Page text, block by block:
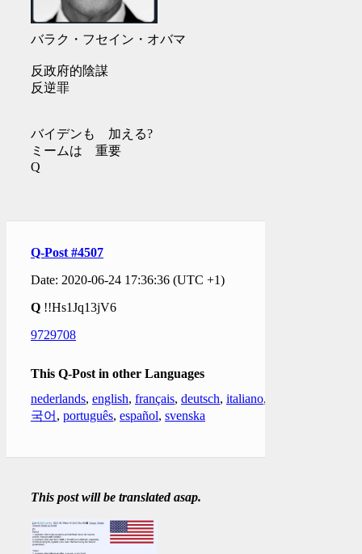
バラク・フセイン・オバマ
反政府的陰謀
反逆罪
バイデンも 加える?
ミームは 重要
Q
Q-Post #4507
Date: 2020-06-24 17:36:36 (UTC +1)
Q !!Hs1Jq13jV6
9729708
This Q-Post in other Languages
nederlands, english, français, deutsch, italiano,
국어 , português, español, svenska
This post will be translated asap.